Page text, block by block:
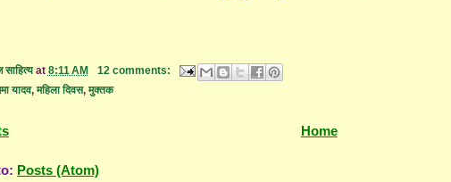
at 8:11 AM
12 comments:
यादव,महिला दिवस,मुक्तक
Home
Posts (Atom)